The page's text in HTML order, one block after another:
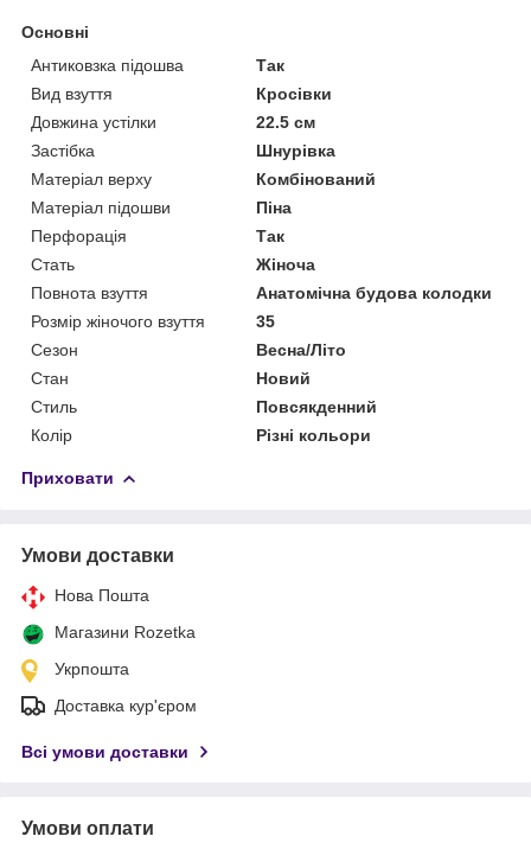
Основні
Антиковзка підошва
Так
Вид взуття
Кросівки
Довжина устілки
22.5 см
Застібка
Шнурівка
Матеріал верху
Комбінований
Матеріал підошви
Піна
Перфорація
Так
Стать
Жіноча
Повнота взуття
Анатомічна будова колодки
Розмір жіночого взуття
35
Сезон
Весна/Літо
Стан
Новий
Стиль
Повсякденний
Колір
Різні кольори
Приховати
Умови доставки
Нова Пошта
Магазини Rozetka
Укрпошта
Доставка кур'єром
Всі умови доставки
Умови оплати